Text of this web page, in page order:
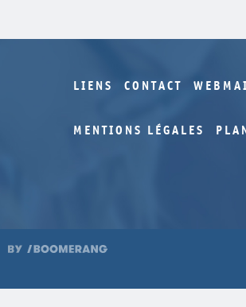
LIENS CONTACT
MENTIONS LÉGALES